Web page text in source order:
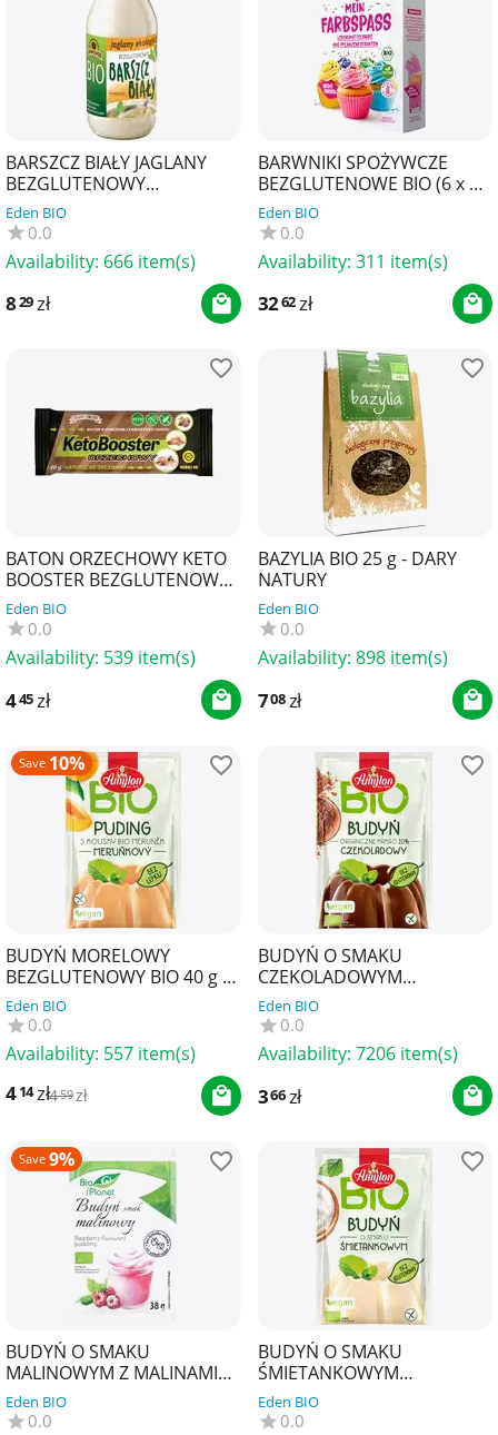
BARSZCZ BIAŁY JAGLANY
BEZGLUTENOWY
KONCENTRAT BIO 320 ml -
KOWALEWSKI
Eden BIO
0.0
Availability: 666 item(s)
829zł
BARWNIKI SPOŻYWCZE
BEZGLUTENOWE BIO (6 x 8
g) 48 g - BIOVEGAN
Eden BIO
0.0
Availability: 311 item(s)
3262zł
BATON ORZECHOWY KETO
BOOSTER BEZGLUTENOWY
40 g - ZMIANY ZMIANY
Eden BIO
0.0
Availability: 539 item(s)
445zł
BAZYLIA BIO 25 g - DARY
NATURY
Eden BIO
0.0
Availability: 898 item(s)
708zł
Save 10%
BUDYŃ MORELOWY
BEZGLUTENOWY BIO 40 g -
AMYLON
Eden BIO
0.0
Availability: 557 item(s)
414zł459zł
BUDYŃ O SMAKU
CZEKOLADOWYM
BEZGLUTENOWY BIO 40 g -
AMYLON
Eden BIO
0.0
Availability: 7206 item(s)
366zł
Save 9%
BUDYŃ O SMAKU
MALINOWYM Z MALINAMI
BIO 38 g - BIO PLANET
Eden BIO
0.0
BUDYŃ O SMAKU
ŚMIETANKOWYM
BEZGLUTENOWY BIO 40 g -
AMYLON
Eden BIO
0.0